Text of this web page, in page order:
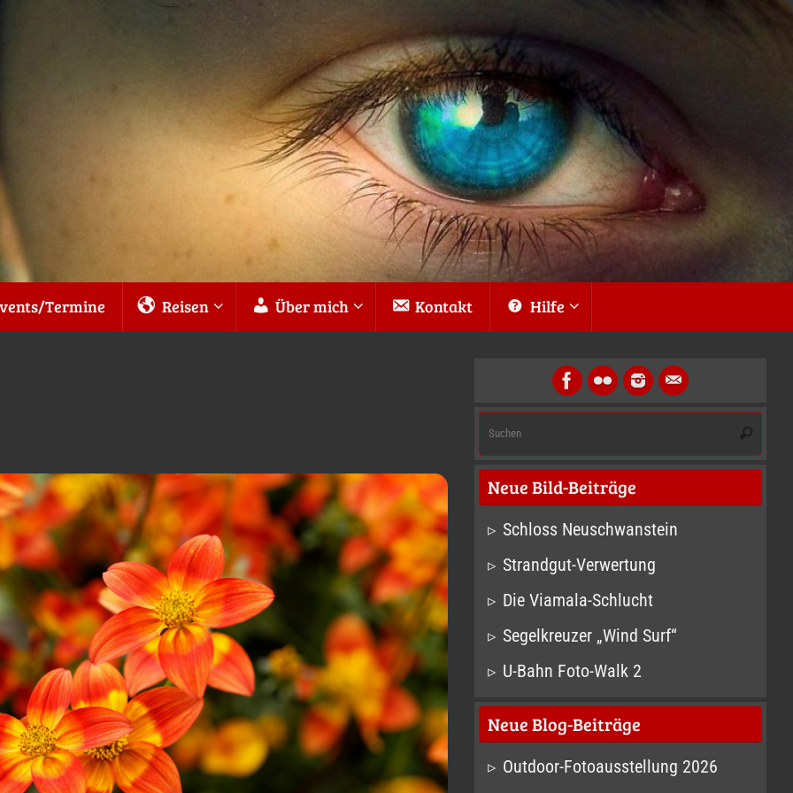
Termine Reisen Über mich Kontakt Hilfe
Suchen
Neue Bild-Beiträge
Schloss Neuschwanstein
Strandgut-Verwertung
Die Viamala-Schlucht
Segelkreuzer „Wind Surf“
U-Bahn Foto-Walk 2
Neue Blog-Beiträge
Outdoor-Fotoausstellung 2026